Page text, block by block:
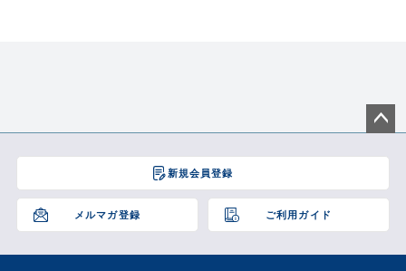
新規会員登録
メルマガ登録 ご利用ガイド
ジト
へ